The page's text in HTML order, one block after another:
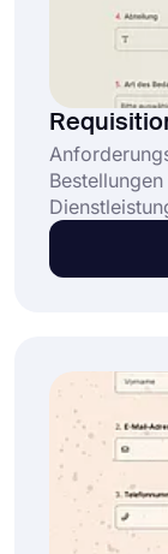
ermöglicht